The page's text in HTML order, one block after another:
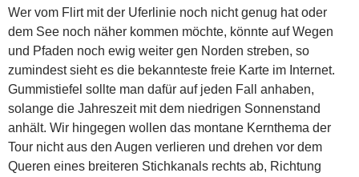
Wer vom Flirt mit der Uferlinie noch nicht genug hat oder
dem See noch näher kommen möchte, könnte auf Wegen
und Pfaden noch ewig weiter gen Norden streben, so
zumindest sieht es die bekannteste freie Karte im Internet.
Gummistiefel sollte man dafür auf jeden Fall anhaben,
solange die Jahreszeit mit dem niedrigen Sonnenstand
anhält. Wir hingegen wollen das montane Kernthema der
Tour nicht aus den Augen verlieren und drehen vor dem
Queren eines breiteren Stichkanals rechts ab, Richtung